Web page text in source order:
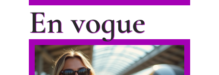
En vogue